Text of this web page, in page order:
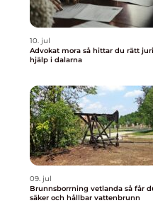
10. jul
Advokat mora så hittar du rätt juridisk
hjälp i dalarna
09. jul
Brunnsborrning vetlanda så får du en
säker och hållbar vattenbrunn